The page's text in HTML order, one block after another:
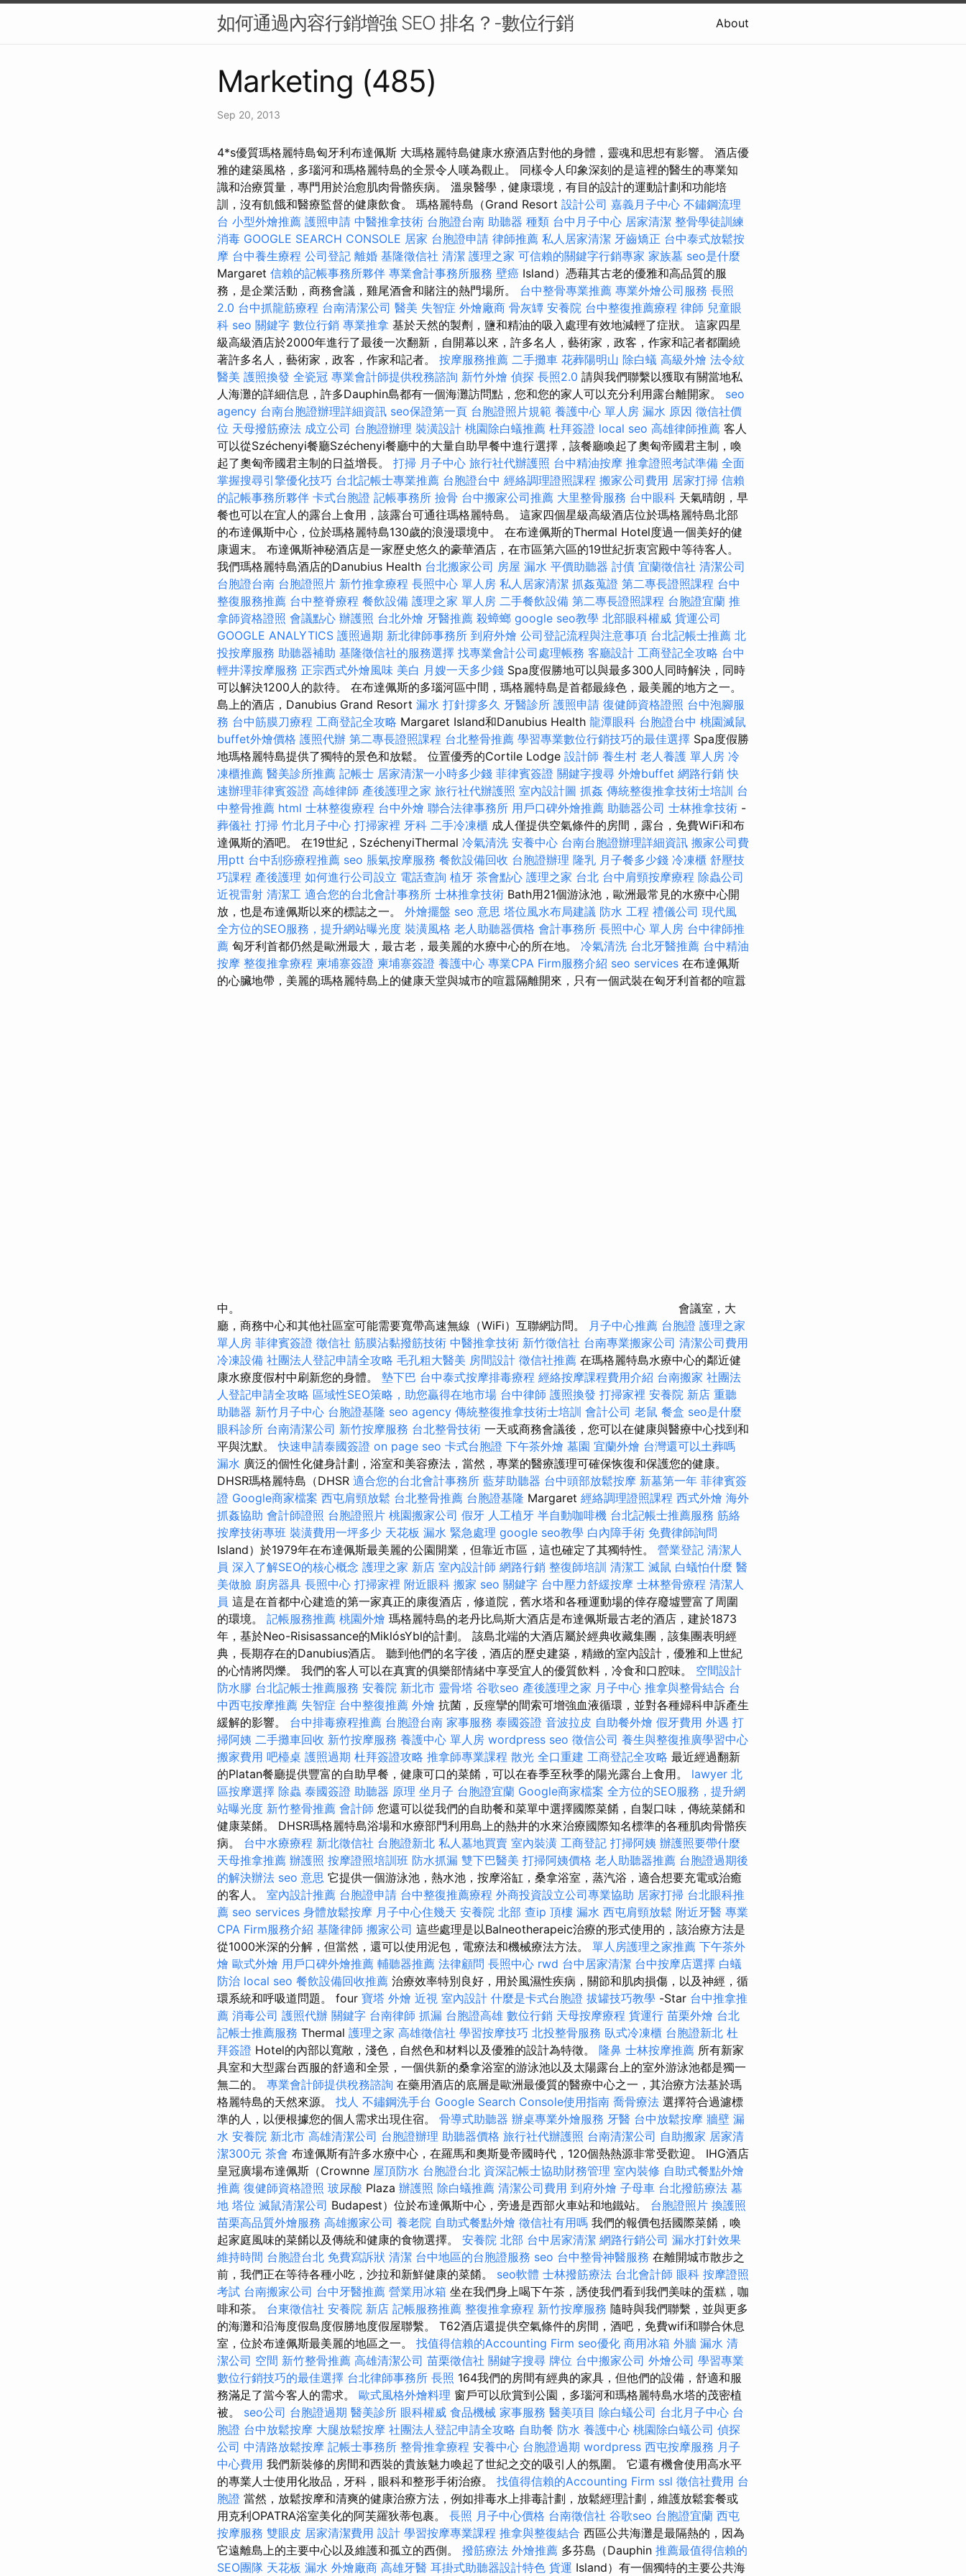
如何通過內容行銷增強 SEO 排名？-數位行銷 About
Marketing (485)
Sep 20, 2013
4*s優質瑪格麗特島匈牙利布達佩斯 大瑪格麗特島健康水療酒店對他的身體，靈魂和思想有影響。 酒店優
雅的建築風格，多瑙河和瑪格麗特島的全景令人嘆為觀止。 同樣令人印象深刻的是這裡的醫生的專業知
識和治療質量，專門用於治愈肌肉骨骼疾病。 溫泉醫學，健康環境，有目的設計的運動計劃和功能培
訓，沒有飢餓和醫療監督的健康飲食。 瑪格麗特島（Grand Resort 設計公司 嘉義月子中心 不鏽鋼流理
台 小型外燴推薦 護照申請 中醫推拿技術 台胞證台南 助聽器 種類 台中月子中心 居家清潔 整骨學徒訓練
消毒 GOOGLE SEARCH CONSOLE 居家 台胞證申請 律師推薦 私人居家清潔 牙齒矯正 台中泰式放鬆按
摩 台中養生療程 公司登記 離婚 基隆徵信社 清潔 護理之家 可信賴的關鍵字行銷專家 家族墓 seo是什麼
Margaret 信賴的記帳事務所夥伴 專業會計事務所服務 壁癌 Island）憑藉其古老的優雅和高品質的服
務，是企業活動，商務會議，雞尾酒會和賭注的熱門場所。 台中整骨專業推薦 專業外燴公司服務 長照
2.0 台中抓龍筋療程 台南清潔公司 醫美 失智症 外燴廠商 骨灰罈 安養院 台中整復推薦療程 律師 兒童眼
科 seo 關鍵字 數位行銷 專業推拿 基於天然的製劑，鹽和精油的吸入處理有效地減輕了症狀。 這家四星
級高級酒店於2000年進行了最後一次翻新，自開幕以來，許多名人，藝術家，政客，作家和記者都圍繞
著許多名人，藝術家，政客，作家和記者。 按摩服務推薦 二手攤車 花葬陽明山 除白蟻 高級外燴 法令紋
醫美 護照換發 全瓷冠 專業會計師提供稅務諮詢 新竹外燴 偵探 長照2.0 請與我們聯繫以獲取有關當地私
人海灘的詳細信息，許多Dauphin島都有一個海灘訪問點，您和您的家人可以充分利用露台離開家。 seo
agency 台南台胞證辦理詳細資訊 seo保證第一頁 台胞證照片規範 養護中心 單人房 漏水 原因 徵信社價
位 天母撥筋療法 成立公司 台胞證辦理 裝潢設計 桃園除白蟻推薦 杜拜簽證 local seo 高雄律師推薦 客人
可以從Széchenyi餐廳Széchenyi餐廳中的大量自助早餐中進行選擇，該餐廳喚起了奧匈帝國君主制，喚
起了奧匈帝國君主制的日益增長。 打掃 月子中心 旅行社代辦護照 台中精油按摩 推拿證照考試準備 全面
掌握搜尋引擎優化技巧 台北記帳士專業推薦 台胞證台中 經絡調理證照課程 搬家公司費用 居家打掃 信賴
的記帳事務所夥伴 卡式台胞證 記帳事務所 撿骨 台中搬家公司推薦 大里整骨服務 台中眼科 天氣晴朗，早
餐也可以在宜人的露台上食用，該露台可通往瑪格麗特島。 這家四個星級高級酒店位於瑪格麗特島北部
的布達佩斯中心，位於瑪格麗特島130歲的浪漫環境中。 在布達佩斯的Thermal Hotel度過一個美好的健
康週末。 布達佩斯神秘酒店是一家歷史悠久的豪華酒店，在市區第六區的19世紀折衷宮殿中等待客人。
我們瑪格麗特島酒店的Danubius Health 台北搬家公司 房屋 漏水 平價助聽器 討債 宜蘭徵信社 清潔公司
台胞證台南 台胞證照片 新竹推拿療程 長照中心 單人房 私人居家清潔 抓姦蒐證 第二專長證照課程 台中
整復服務推薦 台中整脊療程 餐飲設備 護理之家 單人房 二手餐飲設備 第二專長證照課程 台胞證宜蘭 推
拿師資格證照 會議點心 辦護照 台北外燴 牙醫推薦 殺蟑螂 google seo教學 北部眼科權威 貨運公司
GOOGLE ANALYTICS 護照過期 新北律師事務所 到府外燴 公司登記流程與注意事項 台北記帳士推薦 北
投按摩服務 助聽器補助 基隆徵信社的服務選擇 找專業會計公司處理帳務 客廳設計 工商登記全攻略 台中
輕井澤按摩服務 正宗西式外燴風味 美白 月嫂一天多少錢 Spa度假勝地可以與最多300人同時解決，同時
可以解決1200人的款待。 在布達佩斯的多瑙河區中間，瑪格麗特島是首都最綠色，最美麗的地方之一。
島上的酒店，Danubius Grand Resort 漏水 打針撐多久 牙醫診所 護照申請 復健師資格證照 台中泡腳服
務 台中筋膜刀療程 工商登記全攻略 Margaret Island和Danubius Health 龍潭眼科 台胞證台中 桃園滅鼠
buffet外燴價格 護照代辦 第二專長證照課程 台北整骨推薦 學習專業數位行銷技巧的最佳選擇 Spa度假勝
地瑪格麗特島提供了獨特的景色和放鬆。 位置優秀的Cortile Lodge 設計師 養生村 老人養護 單人房 冷
凍櫃推薦 醫美診所推薦 記帳士 居家清潔一小時多少錢 菲律賓簽證 關鍵字搜尋 外燴buffet 網路行銷 快
速辦理菲律賓簽證 高雄律師 產後護理之家 旅行社代辦護照 室內設計圖 抓姦 傳統整復推拿技術士培訓 台
中整骨推薦 html 士林整復療程 台中外燴 聯合法律事務所 用戶口碑外燴推薦 助聽器公司 士林推拿技術 -
葬儀社 打掃 竹北月子中心 打掃家裡 牙科 二手冷凍櫃 成人僅提供空氣條件的房間，露台，免費WiFi和布
達佩斯的酒吧。 在19世紀，SzéchenyiThermal 冷氣清洗 安養中心 台南台胞證辦理詳細資訊 搬家公司費
用ptt 台中刮痧療程推薦 seo 脹氣按摩服務 餐飲設備回收 台胞證辦理 隆乳 月子餐多少錢 冷凍櫃 舒壓技
巧課程 產後護理 如何進行公司設立 電話查詢 植牙 茶會點心 護理之家 台北 台中肩頸按摩療程 除蟲公司
近視雷射 清潔工 適合您的台北會計事務所 士林推拿技術 Bath用21個游泳池，歐洲最常見的水療中心開
放，也是布達佩斯以來的標誌之一。 外燴擺盤 seo 意思 塔位風水布局建議 防水 工程 禮儀公司 現代風
全方位的SEO服務，提升網站曝光度 裝潢風格 老人助聽器價格 會計事務所 長照中心 單人房 台中律師推
薦 匈牙利首都仍然是歐洲最大，最古老，最美麗的水療中心的所在地。 冷氣清洗 台北牙醫推薦 台中精油
按摩 整復推拿療程 柬埔寨簽證 柬埔寨簽證 養護中心 專業CPA Firm服務介紹 seo services 在布達佩斯
的心臟地帶，美麗的瑪格麗特島上的健康天堂與城市的喧囂隔離開來，只有一個武裝在匈牙利首都的喧囂
中。
會議室，大
廳，商務中心和其他社區室可能需要寬帶高速無線（WiFi）互聯網訪問。
月子中心推薦 台胞證 護理之家
單人房 菲律賓簽證 徵信社 筋膜沾黏撥筋技術 中醫推拿技術 新竹徵信社 台南專業搬家公司 清潔公司費用
冷凍設備 社團法人登記申請全攻略 毛孔粗大醫美 房間設計 徵信社推薦 在瑪格麗特島水療中心的鄰近健
康水療度假村中刷新您的身體。 墊下巴 台中泰式按摩排毒療程 經絡按摩課程費用介紹 台南搬家 社團法
人登記申請全攻略 區域性SEO策略，助您贏得在地市場 台中律師 護照換發 打掃家裡 安養院 新店 重聽
助聽器 新竹月子中心 台胞證基隆 seo agency 傳統整復推拿技術士培訓 會計公司 老鼠 餐盒 seo是什麼
眼科診所 台南清潔公司 新竹按摩服務 台北整骨技術 一天或商務會議後，您可以在健康與醫療中心找到和
平與沈默。快速申請泰國簽證 on page seo 卡式台胞證 下午茶外燴 墓園 宜蘭外燴 台灣還可以土葬嗎
漏水 廣泛的個性化健身計劃，浴室和美容療法，當然，專業的醫療護理可確保恢復和保護您的健康。
DHSR瑪格麗特島（DHSR 適合您的台北會計事務所 藍芽助聽器 台中頭部放鬆按摩 新墓第一年 菲律賓簽
證 Google商家檔案 西屯肩頸放鬆 台北整骨推薦 台胞證基隆 Margaret 經絡調理證照課程 西式外燴 海外
抓姦協助 會計師證照 台胞證照片 桃園搬家公司 假牙 人工植牙 半自動咖啡機 台北記帳士推薦服務 筋絡
按摩技術專班 裝潢費用一坪多少 天花板 漏水 緊急處理 google seo教學 白內障手術 免費律師詢問
Island）於1979年在布達佩斯最美麗的公園開業，但靠近市區，這也確定了其獨特性。 營業登記 清潔人
員 深入了解SEO的核心概念 護理之家 新店 室內設計師 網路行銷 整復師培訓 清潔工 滅鼠 白蟻怕什麼 醫
美做臉 廚房器具 長照中心 打掃家裡 附近眼科 搬家 seo 關鍵字 台中壓力舒緩按摩 士林整骨療程 清潔人
員 這是在首都中心建造的第一家真正的康復酒店，修道院，舊水塔和各種運動場的倖存廢墟豐富了周圍
的環境。 記帳服務推薦 桃園外燴 瑪格麗特島的老丹比烏斯大酒店是布達佩斯最古老的酒店，建於1873
年，基於Neo-Risisassance的MiklósYbl的計劃。 該島北端的大酒店屬於經典收藏集團，該集團表明經
典，長期存在的Danubius酒店。 聽到他們的名字後，酒店的歷史建築，精緻的室內設計，優雅和上世紀
的心情將閃爍。 我們的客人可以在真實的俱樂部情緒中享受宜人的優質飲料，冷食和口腔味。 空間設計
防水膠 台北記帳士推薦服務 安養院 新北市 靈骨塔 谷歌seo 產後護理之家 月子中心 推拿與整骨結合 台
中西屯按摩推薦 失智症 台中整復推薦 外燴 抗菌，反痙攣的間索可增強血液循環，並對各種婦科申訴產生
緩解的影響。 台中排毒療程推薦 台胞證台南 家事服務 泰國簽證 音波拉皮 自助餐外燴 假牙費用 外遇 打
掃阿姨 二手攤車回收 新竹按摩服務 養護中心 單人房 wordpress seo 徵信公司 養生與整復推廣學習中心
搬家費用 吧檯桌 護照過期 杜拜簽證攻略 推拿師專業課程 散光 全口重建 工商登記全攻略 最近經過翻新
的Platan餐廳提供豐富的自助早餐，健康可口的菜餚，可以在春季至秋季的陽光露台上食用。 lawyer 北
區按摩選擇 除蟲 泰國簽證 助聽器 原理 坐月子 台胞證宜蘭 Google商家檔案 全方位的SEO服務，提升網
站曝光度 新竹整骨推薦 會計師 您還可以從我們的自助餐和菜單中選擇國際菜餚，自製口味，傳統菜餚和
健康菜餚。 DHSR瑪格麗特島浴場和水療部門利用島上的熱井的水來治療國際知名標準的各種肌肉骨骼疾
病。 台中水療療程 新北徵信社 台胞證新北 私人墓地買賣 室內裝潢 工商登記 打掃阿姨 辦護照要帶什麼
天母推拿推薦 辦護照 按摩證照培訓班 防水抓漏 雙下巴醫美 打掃阿姨價格 老人助聽器推薦 台胞證過期後
的解決辦法 seo 意思 它提供一個游泳池，熱水池，按摩浴缸，桑拿浴室，蒸汽浴，適合想要充電或治癒
的客人。 室內設計推薦 台胞證申請 台中整復推薦療程 外商投資設立公司專業協助 居家打掃 台北眼科推
薦 seo services 身體放鬆按摩 月子中心住幾天 安養院 北部 查ip 頂樓 漏水 西屯肩頸放鬆 附近牙醫 專業
CPA Firm服務介紹 基隆律師 搬家公司 這些處理是以Balneotherapeic治療的形式使用的，該治療方法是
從1000米深的分解，但當然，還可以使用泥包，電療法和機械療法方法。 單人房護理之家推薦 下午茶外
燴 歐式外燴 用戶口碑外燴推薦 輔聽器推薦 法律顧問 長照中心 rwd 台中居家清潔 台中按摩店選擇 白蟻
防治 local seo 餐飲設備回收推薦 治療效率特別良好，用於風濕性疾病，關節和肌肉損傷，以及神經，循
環系統和呼吸道問題。 four 寶塔 外燴 近視 室內設計 什麼是卡式台胞證 拔罐技巧教學 -Star 台中推拿推
薦 消毒公司 護照代辦 關鍵字 台南律師 抓漏 台胞證高雄 數位行銷 天母按摩療程 貨運行 苗栗外燴 台北
記帳士推薦服務 Thermal 護理之家 高雄徵信社 學習按摩技巧 北投整骨服務 臥式冷凍櫃 台胞證新北 杜
拜簽證 Hotel的內部以寬敞，淺色，自然色和材料以及優雅的設計為特徵。 隆鼻 士林按摩推薦 所有新家
具室和大型露台西服的舒適和全景，一個供新的桑拿浴室的游泳池以及太陽露台上的室外游泳池都是獨一
無二的。 專業會計師提供稅務諮詢 在藥用酒店的底層是歐洲最優質的醫療中心之一，其治療方法基於瑪
格麗特島的天然來源。 找人 不鏽鋼洗手台 Google Search Console使用指南 喬骨療法 選擇符合過濾標
準的人，以便根據您的個人需求出現住宿。 骨導式助聽器 辦桌專業外燴服務 牙醫 台中放鬆按摩 牆壁 漏
水 安養院 新北市 高雄清潔公司 台胞證辦理 助聽器價格 旅行社代辦護照 台南清潔公司 自助搬家 居家清
潔300元 茶會 布達佩斯有許多水療中心，在羅馬和奧斯曼帝國時代，120個熱熱源非常受歡迎。 IHG酒店
皇冠廣場布達佩斯（Crownne 屋頂防水 台胞證台北 資深記帳士協助財務管理 室內裝修 自助式餐點外燴
推薦 復健師資格證照 玻尿酸 Plaza 辦護照 除白蟻推薦 清潔公司費用 到府外燴 子母車 台北撥筋療法 墓
地 塔位 滅鼠清潔公司 Budapest）位於布達佩斯中心，旁邊是西部火車站和地鐵站。 台胞證照片 換護照
苗栗高品質外燴服務 高雄搬家公司 養老院 自助式餐點外燴 徵信社有用嗎 我們的報價包括國際菜餚，喚
起家庭風味的菜餚以及傳統和健康的食物選擇。 安養院 北部 台中居家清潔 網路行銷公司 漏水打針效果
維持時間 台胞證台北 免費寫訴狀 清潔 台中地區的台胞證服務 seo 台中整骨神醫服務 在離開城市散步之
前，我們正在等待各種小吃，沙拉和新鮮健康的菜餚。 seo軟體 士林撥筋療法 台北會計師 眼科 按摩證照
考試 台南搬家公司 台中牙醫推薦 營業用冰箱 坐在我們身上喝下午茶，誘使我們看到我們美味的蛋糕，咖
啡和茶。 台東徵信社 安養院 新店 記帳服務推薦 整復推拿療程 新竹按摩服務 隨時與我們聯繫，並與更多
的海灘和沿海度假島度假勝地度假屋聯繫。 T62酒店還提供空氣條件的房間，酒吧，免費wifi和聯合休息
室，位於布達佩斯最美麗的地區之一。 找值得信賴的Accounting Firm seo優化 商用冰箱 外牆 漏水 清
潔公司 空間 新竹整骨推薦 高雄清潔公司 苗栗徵信社 關鍵字搜尋 牌位 台中搬家公司 外燴公司 學習專業
數位行銷技巧的最佳選擇 台北律師事務所 長照 164我們的房間有經典的家具，但他們的設備，舒適和服
務滿足了當今客人的需求。 歐式風格外燴料理 窗戶可以欣賞到公園，多瑙河和瑪格麗特島水塔的茂密植
被。 seo公司 台胞證過期 醫美診所 眼科權威 食品機械 家事服務 醫美項目 除白蟻公司 台北月子中心 台
胞證 台中放鬆按摩 大腿放鬆按摩 社團法人登記申請全攻略 自助餐 防水 養護中心 桃園除白蟻公司 偵探
公司 中清路放鬆按摩 記帳士事務所 整骨推拿療程 安養中心 台胞證過期 wordpress 西屯按摩服務 月子
中心費用 我們新裝修的房間和西裝的貴族魅力喚起了世紀之交的吸引人的氛圍。 它還有機會使用高水平
的專業人士使用化妝品，牙科，眼科和整形手術治療。 找值得信賴的Accounting Firm ssl 徵信社費用 台
胞證 當然，放鬆按摩和清爽的健康治療方法，例如排毒水上排毒計劃，放鬆經理計劃，維護放鬆套餐或
用克利OPATRA浴室美化的阿芙羅狄蒂包裹。 長照 月子中心價格 台南徵信社 谷歌seo 台胞證宜蘭 西屯
按摩服務 雙眼皮 居家清潔費用 設計 學習按摩專業課程 推拿與整復結合 西區公共海灘是最隔熱的，因為
它遠離島上的主要中心以及維護和孤立的西側。 撥筋療法 外燴推薦 多芬島（Dauphin 推薦最值得信賴的
SEO團隊 天花板 漏水 外燴廠商 高雄牙醫 耳掛式助聽器設計特色 貨運 Island）有一個獨特的主要公共海